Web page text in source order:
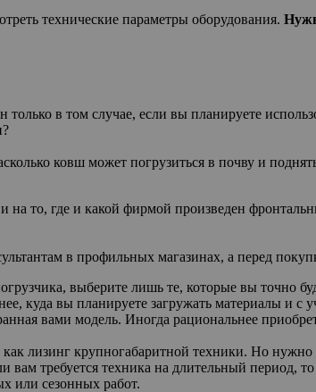
технические параметры оборудования.
в том случае, если вы планируете
ковш может погрузиться в почву и
то, где и какой фирмой произведен
в профильных магазинах, а перед
выберите лишь те, которые вы точно
куда вы планируете загружать материалы и
вами модель. Иногда рациональнее
лизинг крупногабаритной техники. Но
требуется техника на длительный период,
или сезонных работ.